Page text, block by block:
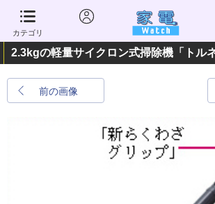
カテゴリ
2.3kgの軽量サイクロン式掃除機「トル
前の画像